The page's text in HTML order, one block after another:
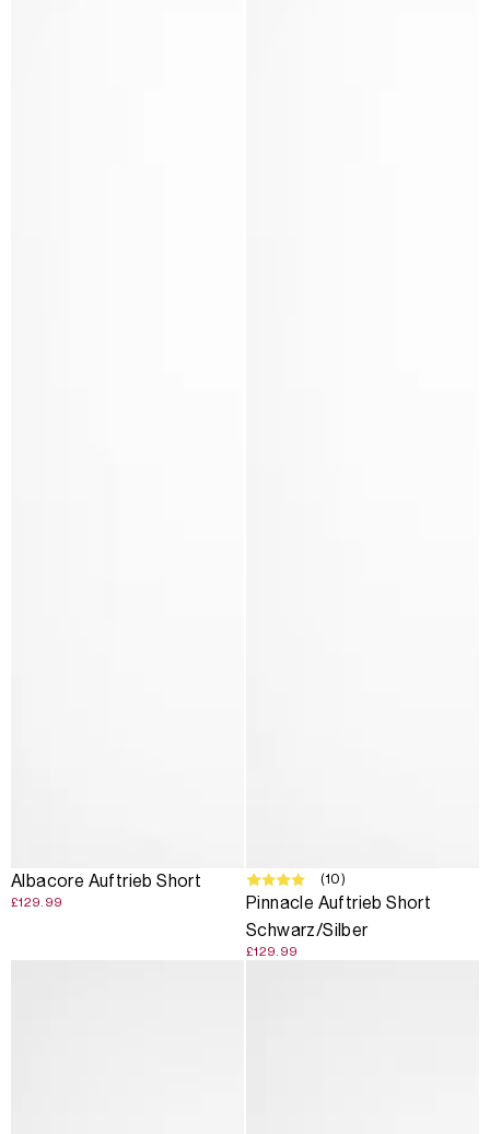
Albacore Auftrieb Short
£129.99
(10)
Pinnacle Auftrieb Short
Schwarz/Silber
£129.99